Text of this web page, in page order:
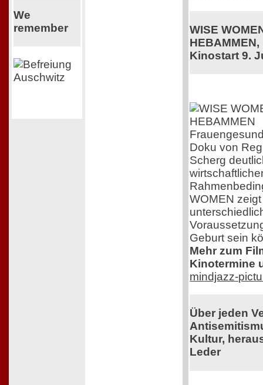
We
remember
WISE
Kinostart 9.
Doku von
Scherg
WOMEN
Geburt sein
Mehr zum
Kinotermine
mindjazz-
Über jeden
Kultur,
Leder